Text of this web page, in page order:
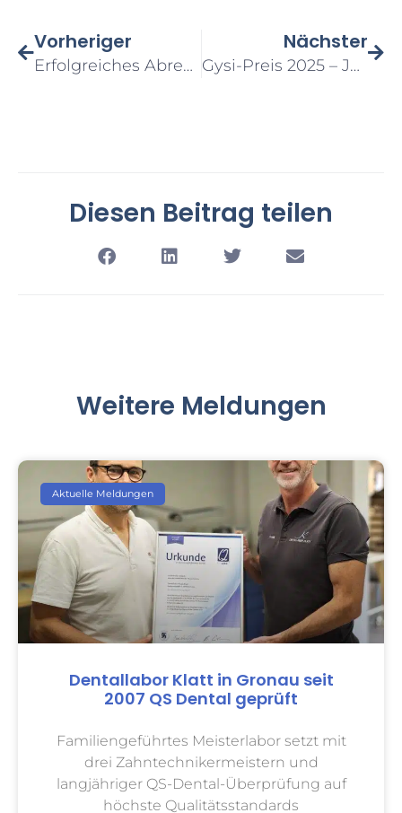
Vorheriger
Erfolgreiches Abrechnungsseminar Der Innung Münster
Nächster
Gysi-Preis 2025 – Jury Kürt Siegerinnen Und Sieger Beim „Wettbewerb Der Auszubildenden“ Lea Schauerte Aus Der Dental Ästhetik Blumenstein In Arnsberg Gewinnt Silber
Diesen Beitrag teilen
Weitere Meldungen
Aktuelle Meldungen
Dentallabor Klatt in Gronau seit
2007 QS Dental geprüft
Familiengeführtes Meisterlabor setzt mit
drei Zahntechnikermeistern und
langjähriger QS-Dental-Überprüfung auf
höchste Qualitätsstandards